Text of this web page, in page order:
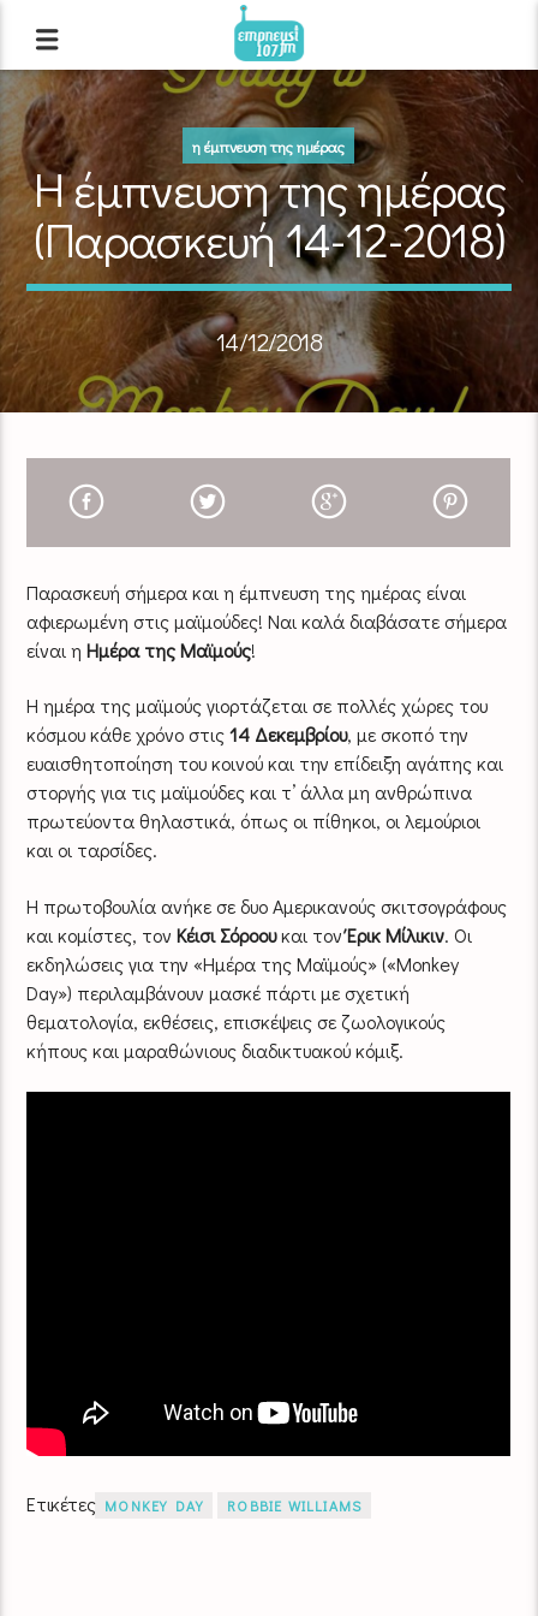
η έμπνευση της ημέρας
Η έμπνευση της ημέρας
(Παρασκευή 14-12-2018)
14/12/2018
Παρασκευή σήμερα και η έμπνευση της ημέρας είναι
αφιερωμένη στις μαϊμούδες! Ναι καλά διαβάσατε σήμερα
είναι ηΗμέρα της Μαϊμούς!
Η ημέρα της μαϊμούς γιορτάζεται σε πολλές χώρες του
κόσμου κάθε χρόνο στις14 Δεκεμβρίου, με σκοπό την
ευαισθητοποίηση του κοινού και την επίδειξη αγάπης και
στοργής για τις μαϊμούδες και τ’ άλλα μη ανθρώπινα
πρωτεύοντα θηλαστικά, όπως οι πίθηκοι, οι λεμούριοι
και οι ταρσίδες.
Η πρωτοβουλία ανήκε σε δυο Αμερικανούς σκιτσογράφους
και κομίστες, τονΚέισι Σόροουκαι τονΈρικ Μίλικιν. Οι
εκδηλώσεις για την «Ημέρα της Μαϊμούς» («Monkey
Day») περιλαμβάνουν μασκέ πάρτι με σχετική
θεματολογία, εκθέσεις, επισκέψεις σε ζωολογικούς
κήπους και μαραθώνιους διαδικτυακού κόμιξ.
Ετικέτες MONKEY DAY ROBBIE WILLIAMS